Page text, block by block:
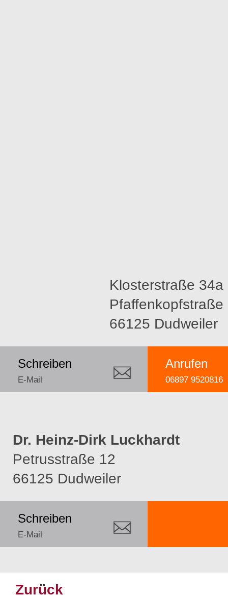
Klosterstraße 34a
Pfaffenkopfstraße
66125 Dudweiler
Anrufen
06897 9520816
Schreiben
E-Mail
Dr. Heinz-Dirk Luckhardt
Petrusstraße 12
66125 Dudweiler
Schreiben
E-Mail
Zurück